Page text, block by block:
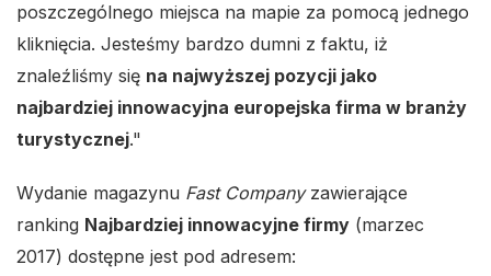
poszczególnego miejsca na mapie za pomocą jednego
kliknięcia. Jesteśmy bardzo dumni z faktu, iż
znaleźliśmy się na najwyższej pozycji jako
najbardziej innowacyjna europejska firma w branży
turystycznej."
Wydanie magazynu Fast Companyzawierające
ranking Najbardziej innowacyjne firmy (marzec
2017) dostępne jest pod adresem: